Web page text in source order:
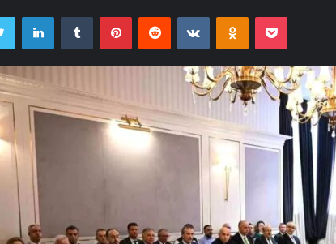
Twitter LinkedInTumblr PinterestReddit VKontakteOdnoklassniki
Pocket